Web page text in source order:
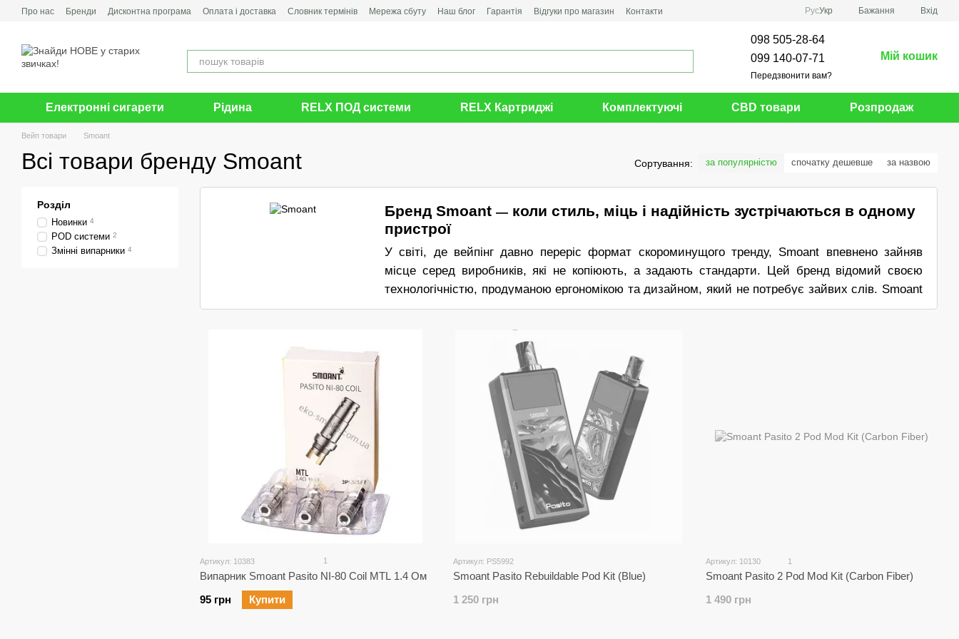
Перейти до основного контенту
Про нас Бренди Дисконтна програма Оплата і доставка Словник термінів Мережа сбуту Наш блог Гарантія Відгуки про магазин Контакти РусУкр Бажання Вхід
098 505-28-64
099 140-07-71
Передзвонити вам?
Мій кошик
Електронні сигарети Рідина RELX ПОД системи RELX Картриджі Комплектуючі CBD товари Розпродаж
Вейп товари Smoant
Всі товари бренду Smoant Сортування: за популярністю спочатку дешевше за назвою
Бренд Smoant — коли стиль, міць і надійність зустрічаються в одному
пристрої
У світі, де вейпінг давно переріс формат скороминущого тренду, Smoant впевнено зайняв
місце серед виробників, які не копіюють, а задають стандарти. Цей бренд відомий своєю
технологічністю, продуманою ергономікою та дизайном, який не потребує зайвих слів. Smoant
— це вибір тих, хто знає, чого хоче від електронного пристрою, і не готовий йти на компроміс.
Про бренд Smoant: якість, перевірена часом
Smoant — бренд з азіатським корінням та глобальною репутацією. З 2013 року компанія
розробляє та виробляє високотехнологічні пристрої для вейпінгу, пропонуючи ринку не просто
под-системи, а інженерні рішення з акцентом на надійність та безпеку.
створюється з міцних і довговічних матеріалів: корпуси з цинкового сплаву, якісні PCB-чіпсети,
сучасні акумулятори із захистом від перегріву. Завдяки постійним оновленням прошивок та
впровадженню власних розробок, пристрої Smoant відповідають вимогам як новачків, так і
досвідчених вейперів.
Компанія робить ставку на ергономіку, високу продуктивність та стабільну подачу пари, що
відрізняє її від багатьох конкурентів у ніші компактних подів та модів.
Smoant Pod System — це зручність і функціональність, незалежно від формату. Пристрої
Артикул: 10383 1
Випарник Smoant Pasito NI-80 Coil MTL 1.4 Ом
95 грн
Купити
Артикул: PS5992
Smoant Pasito Rebuildable Pod Kit (Blue)
1 250 грн
Артикул: 10130 1
Smoant Pasito 2 Pod Mod Kit (Carbon Fiber)
1 490 грн
Розділ
Новинки 4
POD системи 2
Змінні випарники 4